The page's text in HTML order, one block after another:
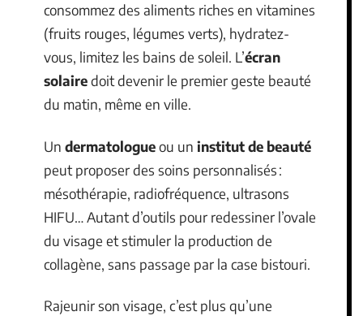
consommez des aliments riches en vitamines
(fruits rouges, légumes verts), hydratez-
vous, limitez les bains de soleil. L’écran
solairedoit devenir le premier geste beauté
du matin, même en ville.
Un dermatologueou un institut de beauté
peut proposer des soins personnalisés :
mésothérapie, radiofréquence, ultrasons
HIFU… Autant d’outils pour redessiner l’ovale
du visage et stimuler la production de
collagène, sans passage par la case bistouri.
Rajeunir son visage, c’est plus qu’une